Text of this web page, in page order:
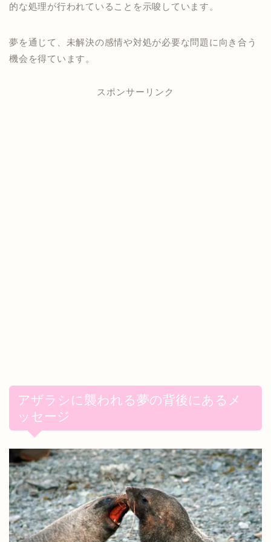
的な処理が行われていることを示唆しています。
夢を通じて、未解決の感情や対処が必要な問題に向き合う
機会を得ています。
スポンサーリンク
アザラシに襲われる夢の背後にあるメ
ッセージ